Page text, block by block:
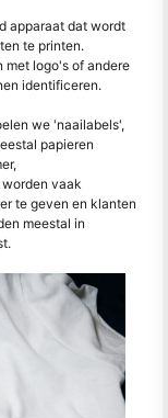
apparaat dat wordt
te printen.
met logo's of andere
identificeren.
we 'naailabels',
papieren
vaak
te geven en klanten
meestal in